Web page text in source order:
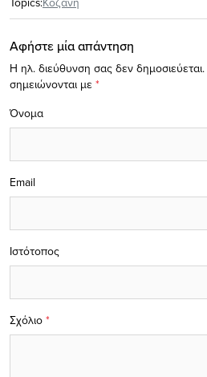
Αφήστε μία απάντηση
Η ηλ. διεύθυνση σας δεν δημοσιεύεται.
σημειώνονται με *
Σχόλιο *
Όνομα
Email
Ιστότοπος